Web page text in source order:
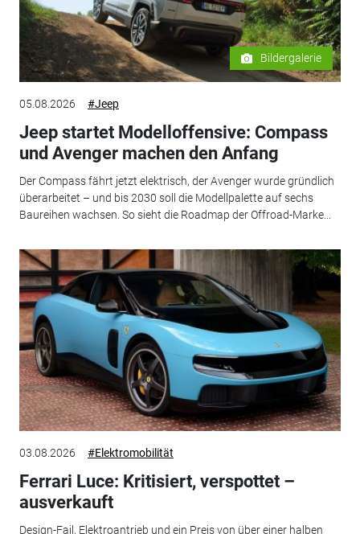
Bildergalerie
05.08.2026 #Jeep
Jeep startet Modelloffensive: Compass
und Avenger machen den Anfang
Der Compass fährt jetzt elektrisch, der Avenger wurde gründlich
überarbeitet – und bis 2030 soll die Modellpalette auf sechs
Baureihen wachsen. So sieht die Roadmap der Offroad-Marke...
03.08.2026 #Elektromobilität
Ferrari Luce: Kritisiert, verspottet –
ausverkauft
Design-Fail, Elektroantrieb und ein Preis von über einer halben